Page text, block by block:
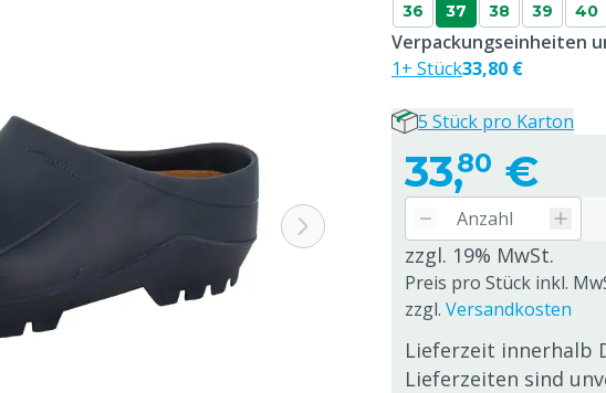
36 37 38 39 40
33,80 €
zzgl. 19% MwSt.
Preis pro Stück inkl.
zzgl. Versandkosten
Lieferzeit innerhalb
Lieferzeiten sind
Verpackungseinheiten
1+ Stück33,80 €
5 Stück pro Karton